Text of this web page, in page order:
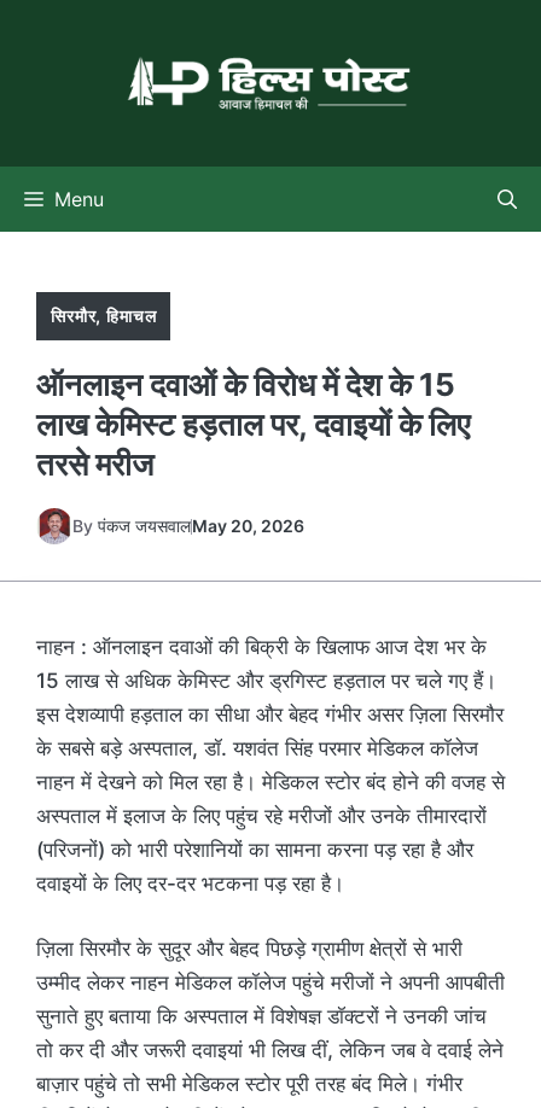
Menu
सिरमौर,हिमाचल
ऑनलाइन दवाओं के विरोध में देश के 15
लाख केमिस्ट हड़ताल पर, दवाइयों के लिए
तरसे मरीज
By पंकज जयसवालMay 20, 2026
नाहन : ऑनलाइन दवाओं की बिक्री के खिलाफ आज देश भर के
15 लाख से अधिक केमिस्ट और ड्रगिस्ट हड़ताल पर चले गए हैं।
इस देशव्यापी हड़ताल का सीधा और बेहद गंभीर असर ज़िला सिरमौर
के सबसे बड़े अस्पताल, डॉ. यशवंत सिंह परमार मेडिकल कॉलेज
नाहन में देखने को मिल रहा है। मेडिकल स्टोर बंद होने की वजह से
अस्पताल में इलाज के लिए पहुंच रहे मरीजों और उनके तीमारदारों
(परिजनों) को भारी परेशानियों का सामना करना पड़ रहा है और
दवाइयों के लिए दर-दर भटकना पड़ रहा है।
ज़िला सिरमौर के सुदूर और बेहद पिछड़े ग्रामीण क्षेत्रों से भारी
उम्मीद लेकर नाहन मेडिकल कॉलेज पहुंचे मरीजों ने अपनी आपबीती
सुनाते हुए बताया कि अस्पताल में विशेषज्ञ डॉक्टरों ने उनकी जांच
तो कर दी और जरूरी दवाइयां भी लिख दीं, लेकिन जब वे दवाई लेने
बाज़ार पहुंचे तो सभी मेडिकल स्टोर पूरी तरह बंद मिले। गंभीर